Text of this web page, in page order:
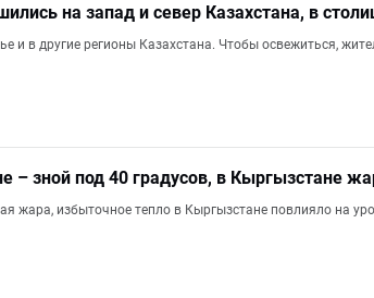
на запад и север Казахстана, в
и в другие регионы Казахстана. Чтобы освежиться,
– зной под 40 градусов, в Кыргызстане
жара, избыточное тепло в Кыргызстане повлияло на